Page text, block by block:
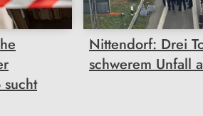
Nittendorf: Drei
schwerem Unfall